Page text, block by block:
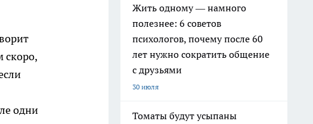
скоро,
одни
Жить одному — намного
полезнее: 6 советов
психологов, почему после 60
лет нужно сократить общение
с друзьями
30 июля
Томаты будут усыпаны